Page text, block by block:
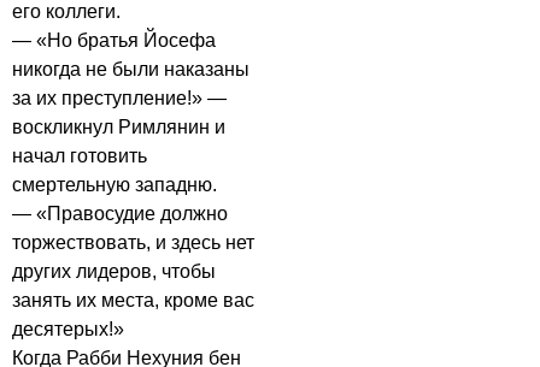
его коллеги.
— «Но братья Йосефа
никогда не были наказаны
за их преступление!» —
воскликнул Римлянин и
начал готовить
смертельную западню.
— «Правосудие должно
торжествовать, и здесь нет
других лидеров, чтобы
занять их места, кроме вас
десятерых!»
Когда Рабби Нехуния бен